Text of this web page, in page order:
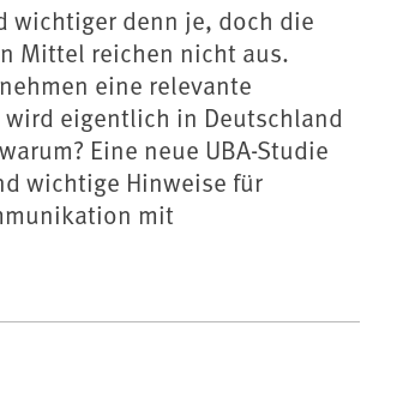
wichtiger denn je, doch die
Mittel reichen nicht aus.
eine relevante
eigentlich in Deutschland
Eine neue UBA-Studie
wichtige Hinweise für
mit